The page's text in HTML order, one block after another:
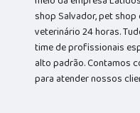
shop Salvador, pet
veterinário 24 horas.
time de profissionais
alto padrão. Contamos
para atender nossos